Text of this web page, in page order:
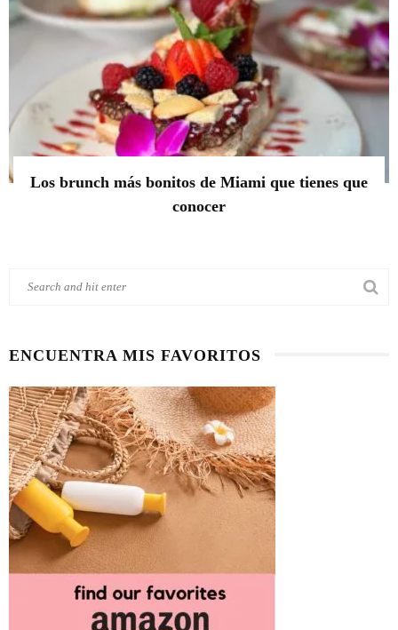
Los brunch más bonitos de Miami que tienes que
conocer
ENCUENTRA MIS FAVORITOS